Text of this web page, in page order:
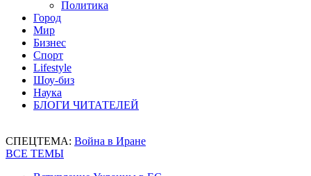
Политика
Город
Мир
Бизнес
Спорт
Lifestyle
Шоу-биз
Наука
БЛОГИ ЧИТАТЕЛЕЙ
СПЕЦТЕМА: Война в Иране
ВСЕ ТЕМЫ